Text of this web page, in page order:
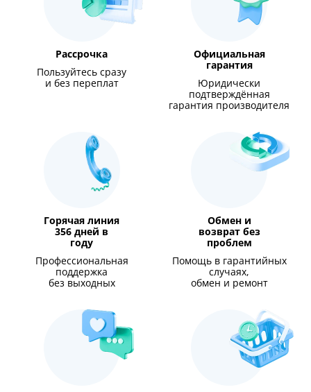
Рассрочка
Пользуйтесь сразу
и без переплат
Официальная
гарантия
Юридически
подтверждённая
гарантия производителя
Горячая линия
356 дней в
году
Профессиональная
поддержка
без выходных
Обмен и
возврат без
проблем
Помощь в гарантийных
случаях,
обмен и ремонт